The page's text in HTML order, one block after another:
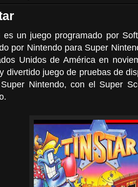
es un juego programado por
por Nintendo para Super
Unidos de América en
divertido juego de pruebas de
Nintendo, con el Super